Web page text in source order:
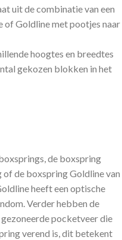
uit de combinatie van een
of Goldline met pootjes naar
hoogtes en breedtes
gekozen blokken in het
de boxspring
of de boxspring Goldline van
heeft een optische
Verder hebben de
pocketveer die
verend is, dit betekent